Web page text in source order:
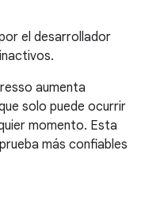
el desarrollador
aumenta
solo puede ocurrir
momento. Esta
más confiables